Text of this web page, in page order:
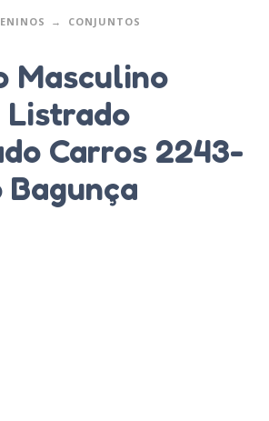
CONJUNTOS
Masculino
Carros 2243-
Bagunça